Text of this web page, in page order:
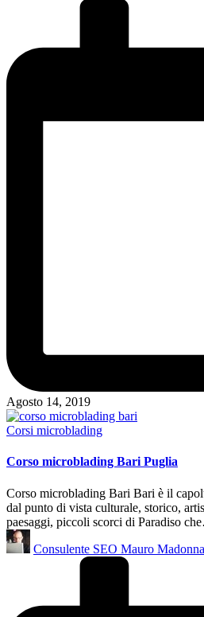
Agosto 14, 2019
Posted
Corsi microblading
Corso microblading Bari Puglia
Corso microblading Bari Bari è il
dal punto di vista culturale, storico,
paesaggi, piccoli scorci di Paradiso
Posted
by
Consulente SEO Mauro Madonna